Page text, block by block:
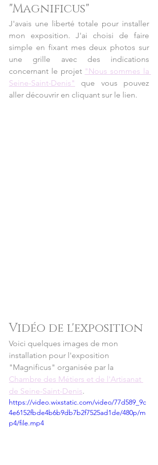
"Magnificus"
J'avais une liberté totale pour installer
mon exposition. J'ai choisi de faire
simple en fixant mes deux photos sur
une grille avec des indications
concernant le projet "Nous sommes la
Seine-Saint-Denis"
que vous pouvez
aller découvrir en cliquant sur le lien.
Vidéo de l'exposition
Voici quelques images de mon
installation pour l'exposition
"Magnificus" organisée par la
Chambre des Métiers et de l'Artisanat
de Seine-Saint-Denis.
https://video.wixstatic.com/video/77d589_9c
4e6152fbde4b6b9db7b2f7525ad1de/480p/m
p4/file.mp4